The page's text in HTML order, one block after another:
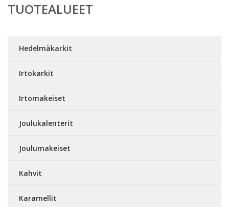
TUOTEALUEET
Hedelmäkarkit
Irtokarkit
Irtomakeiset
Joulukalenterit
Joulumakeiset
Kahvit
Karamellit